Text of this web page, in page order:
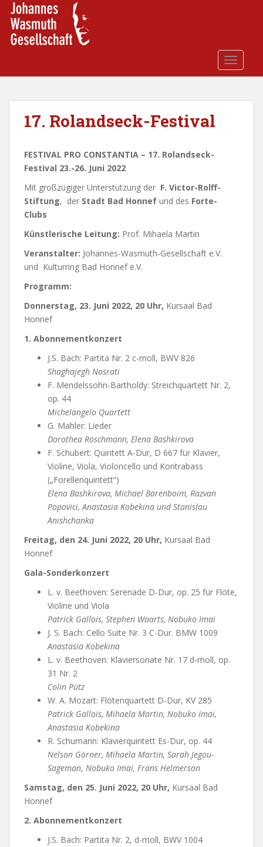
o
17. Rolandseck-Festival
FESTIVAL PRO CONSTANTIA – 17. Rolandseck-
Festival 23.-26. Juni 2022
Mit großzügiger Unterstützung der F. Victor-Rolff-
Stiftung, der Stadt Bad Honnef und des Forte-
Clubs
Künstlerische Leitung: Prof. Mihaela Martin
Veranstalter: Johannes-Wasmuth-Gesellschaft e.V.
und Kulturring Bad Honnef e.V.
Programm:
Donnerstag, 23. Juni 2022, 20 Uhr, Kursaal Bad
Honnef
1. Abonnementkonzert
J.S. Bach: Partita Nr. 2 c-moll, BWV 826
Shaghajegh Nosrati
F. Mendelssohn-Bartholdy: Streichquartett Nr. 2,
op. 44
Michelangelo Quartett
G. Mahler: Lieder
Dorothea Röschmann, Elena Bashkirova
F. Schubert: Quintett A-Dur, D 667 für Klavier,
Violine, Viola, Violoncello und Kontrabass
(„Forellenquintett“)
Elena Bashkirova, Michael Barenboim, Razvan
Popovici, Anastasia Kobekina und Stanislau
Anishchanka
Freitag, den 24. Juni 2022, 20 Uhr, Kursaal Bad
Honnef
Gala-Sonderkonzert
L. v. Beethoven: Serenade D-Dur, op. 25 für Flöte,
Violine und Viola
Patrick Gallois, Stephen Waarts, Nobuko Imai
J. S. Bach: Cello Suite Nr. 3 C-Dur. BMW 1009
Anastasia Kobekina
L. v. Beethoven: Klaviersonate Nr. 17 d-moll, op.
31 Nr. 2
Colin Pütz
W. A. Mozart: Flötenquartett D-Dur, KV 285
Patrick Gallois, Mihaela Martin, Nobuko Imai,
Anastasia Kobekina
R. Schumann: Klavierquintett Es-Dur, op. 44
Nelson Görner, Mihaela Martin, Sarah Jegou-
Sageman, Nobuko Imai, Frans Helmerson
Samstag, den 25. Juni 2022, 20 Uhr, Kursaal Bad
Honnef
2. Abonnementkonzert
J.S. Bach: Partita Nr. 2, d-moll, BWV 1004